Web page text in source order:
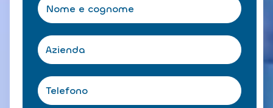
o
m
e
e
c
g
n
A
z
e
n
d
T
e